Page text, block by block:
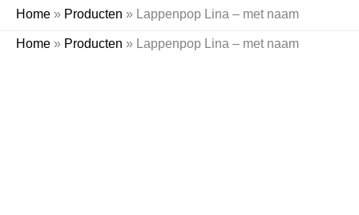
Home » Producten » Lappenpop Lina – met naam
Home » Producten » Lappenpop Lina – met naam